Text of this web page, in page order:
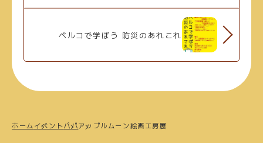
ベルコで学ぼう 防災のあれこれ
ホーム イベントパパアップルムーン絵画工房展